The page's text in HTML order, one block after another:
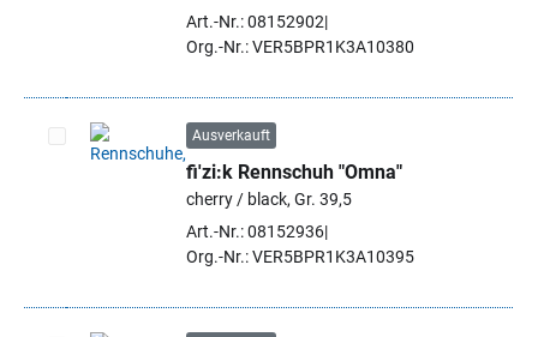
Art.-Nr.: 08152902
Org.-Nr.: VER5BPR1K3A10380
Artikel auswählen
Ausverkauft
fi'zi:k Rennschuh "Omna"
cherry / black, Gr. 39,5
Art.-Nr.: 08152936
Org.-Nr.: VER5BPR1K3A10395